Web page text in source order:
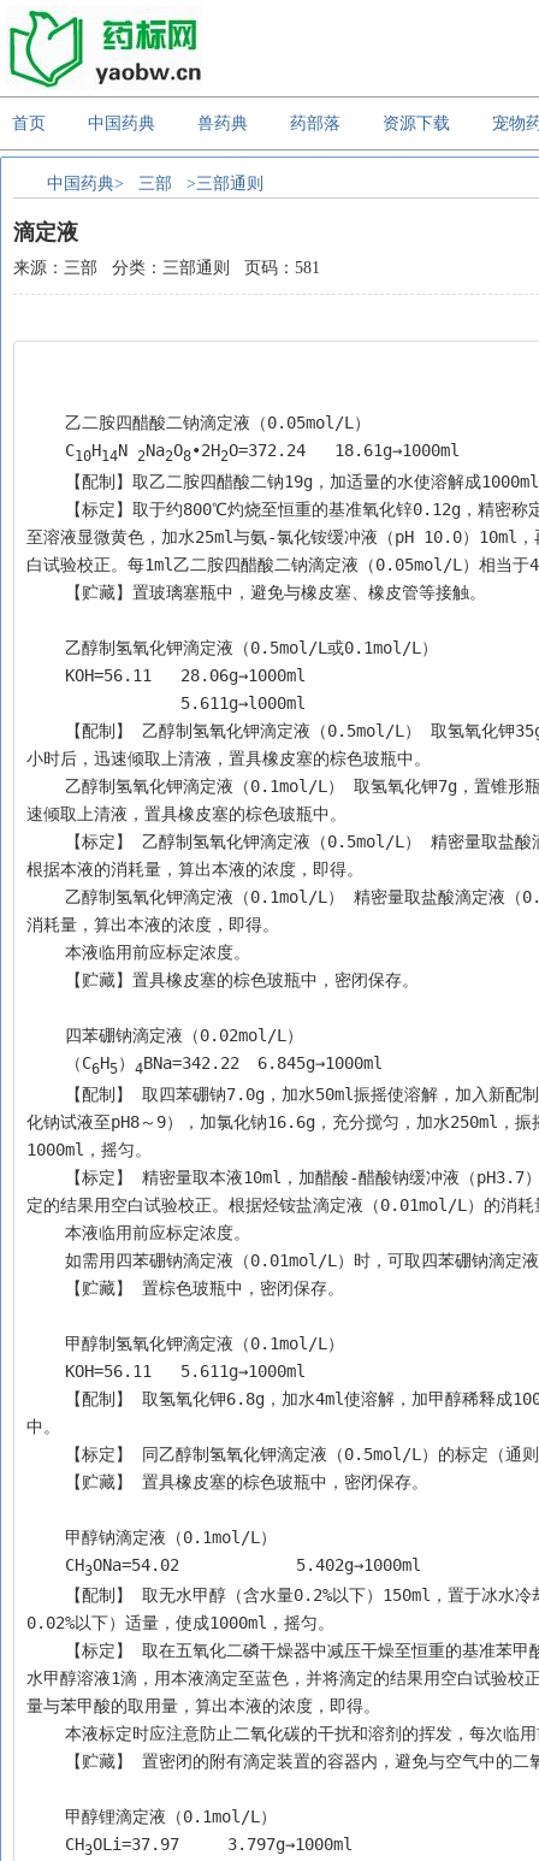
首页 中国药典 兽药典 药部落 资源下载 宠物
中国药典> 三部 >三部通则
滴定液
来源：三部 分类：三部通则 页码：581
    乙二胺四醋酸二钠滴定液（0.05mol/L）
    C
10H14N 2Na2O8•2H2O=372.24   18.61g→1000ml
【配制】取乙二胺四醋酸二钠19g，加适量的水使溶解成
至溶液显微黄色，加水25ml与氨-氯化铵缓冲液（pH 10.0）10ml
白试验校正。每1ml乙二胺四醋酸二钠滴定液（0.05mol/L）相当于
    【贮藏】置玻璃塞瓶中，避免与橡皮塞、橡皮管等接触。
    乙醇制氢氧化钾滴定液（0.5mol/L或0.1mol/L）
    KOH=56.11	28.06g→1000ml
    		5.611g→l000ml
小时后，迅速倾取上清液，置具橡皮塞的棕色玻瓶中。
速倾取上清液，置具橡皮塞的棕色玻瓶中。
根据本液的消耗量，算出本液的浓度，即得。
消耗量，算出本液的浓度，即得。
    本液临用前应标定浓度。
    【贮藏】置具橡皮塞的棕色玻瓶中，密闭保存。
    四苯硼钠滴定液（0.02mol/L）
    （C
6H5） 4
BNa=342.22	6.845g→1000ml
化钠试液至pH8～9），加氯化钠16.6g，充分搅匀，加水250ml，
1000ml，摇匀。
定的结果用空白试验校正。根据烃铵盐滴定液（0.01mol/L）的消耗
    本液临用前应标定浓度。
如需用四苯硼钠滴定液（0.01mol/L）时，可取四苯硼钠滴
    【贮藏】 置棕色玻瓶中，密闭保存。
    甲醇制氢氧化钾滴定液（0.1mol/L）
    KOH=56.11	5.611g→1000ml
中。
【标定】 同乙醇制氢氧化钾滴定液（0.5mol/L）的标定（通
    【贮藏】 置具橡皮塞的棕色玻瓶中，密闭保存。
    甲醇钠滴定液（0.1mol/L）
    CH
3
ONa=54.02	    5.402g→1000ml
0.02%以下）适量，使成1000ml，摇匀。
水甲醇溶液1滴，用本液滴定至蓝色，并将滴定的结果用空白试验
量与苯甲酸的取用量，算出本液的浓度，即得。
本液标定时应注意防止二氧化碳的干扰和溶剂的挥发，每次临
【贮藏】 置密闭的附有滴定装置的容器内，避免与空气中的
    甲醇锂滴定液（0.1mol/L）
    CH
3OLi=37.97     3.797g→1000ml